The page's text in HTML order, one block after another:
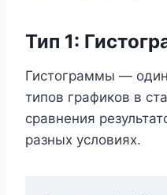
Тип 1:
Гистограммы —
типов графиков в
сравнения
разных условиях.